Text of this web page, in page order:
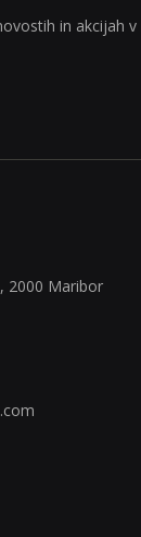
in akcijah
2000 Maribor